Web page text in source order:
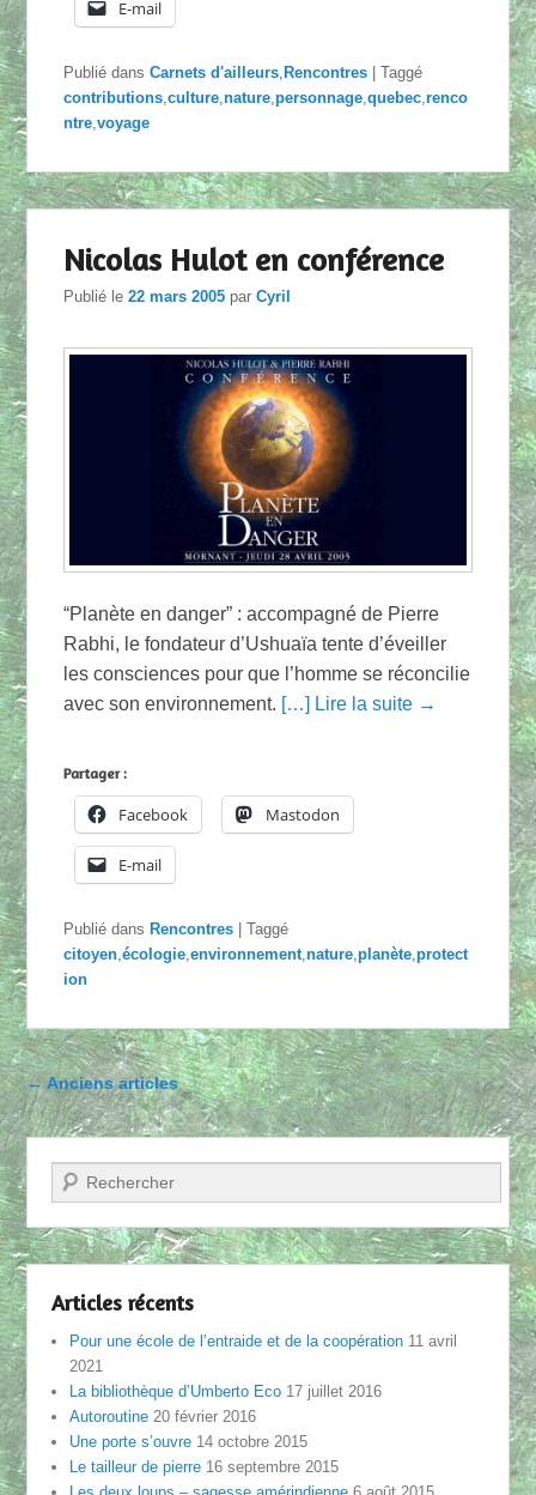
E-mail
Publié dans Carnets d'ailleurs Rencontres |Taggé
contributions ,culture ,nature ,personnage ,quebec ,renco
ntre ,voyage
Nicolas Hulot en conférence
Publié le22 mars 2005 parCyril
“Planète en danger” : accompagné de Pierre
Rabhi, le fondateur d’Ushuaïa tente d’éveiller
les consciences pour que l’homme se réconcilie
avec son environnement. […] Lire la suite →
Partager :
Facebook Mastodon
E-mail
Publié dans Rencontres |Taggé
citoyen,écologie,environnement,nature,planète,protect
ion
Parcourir les articles
← Anciens articles
Recherche
Articles récents
Pour une école de l’entraide et de la coopération 11 avril
2021
La bibliothèque d’Umberto Eco 17 juillet 2016
Autoroutine 20 février 2016
Une porte s’ouvre 14 octobre 2015
Le tailleur de pierre 16 septembre 2015